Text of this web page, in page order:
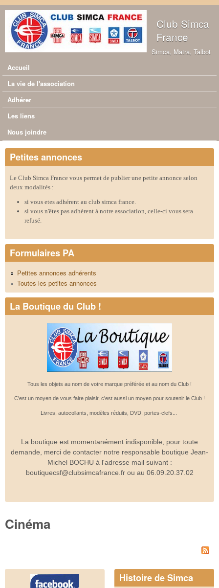
Aller au contenu principal
Club Simca
France
Simca, Matra, Talbot
Menu principal
Accueil
La vie de l'association
Adhérer
Les liens
Nous joindre
Petites annonces
Le Club Simca France vous permet de publier une petite annonce selon
deux modalités :
si vous etes adhérent au club simca france.
si vous n'êtes pas adhérent à notre association, celle-ci vous sera
refusé.
Formulaires PA
Petites annonces adhérents
Toutes les petites annonces
La Boutique du Club !
Tous les objets au nom de votre marque préférée et au nom du Club !
C'est un moyen de vous faire plaisir, c'est aussi un moyen pour soutenir le Club !
Livres, autocollants, modèles réduits, DVD, portes-clefs...
La boutique est momentanément indisponible, pour toute
demande, merci de contacter notre responsable boutique Jean-
Michel BOCHU à l'adresse mail suivant :
boutiquecsf@clubsimcafrance.fr ou au 06.09.20.37.02
Cinéma
Histoire de Simca